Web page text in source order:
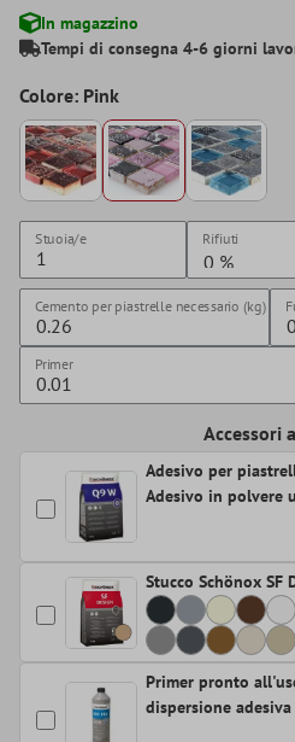
In magazzino
Tempi di consegna 4-6 giorni
Colore: Pink
Stuoia/e Rifiuti
Cemento per piastrelle necessario (kg)
Primer
Accessori
Adesivo per
Adesivo in polvere
Stucco Schönox SF
Primer pronto
dispersione